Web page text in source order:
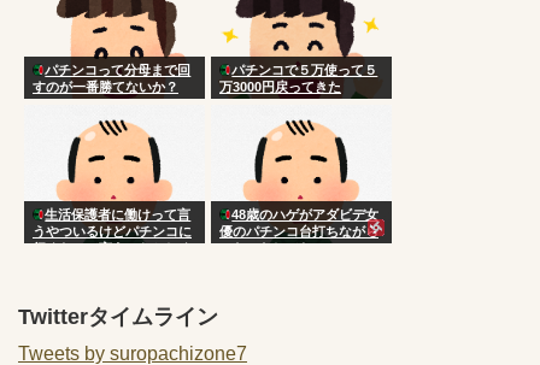
パチンコって分母まで回
すのが一番勝てないか？
パチンコで５万使って５
万3000円戻ってきた
生活保護者に働けって言
うやついるけどパチンコに
行くなって言うのおかしく
48歳のハゲがアダビデ女
優のパチンコ台打ちながら
ニヤニヤしてたwww
Twitterタイムライン
Tweets by suropachizone7